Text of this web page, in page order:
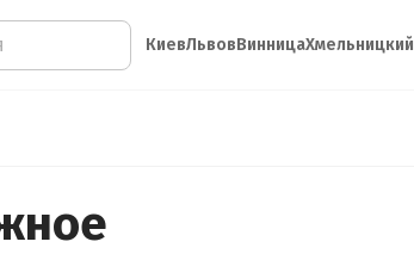
КиевЛьвовВинницаХмельницкий